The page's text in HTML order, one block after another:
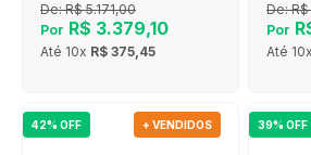
De:R$ 5.171,00
Por R$ 3.379,10
Até 10x R$ 375,45
De:R$
Por
Até 10x
42% OFF + VENDIDOS 39% OFF